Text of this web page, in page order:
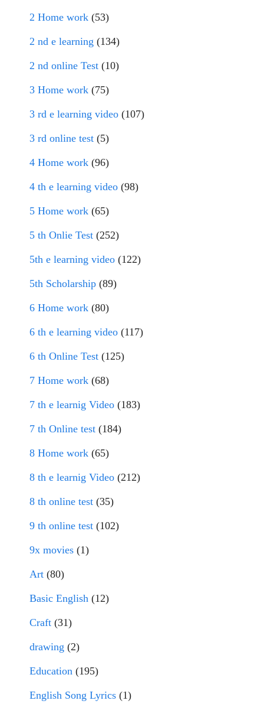
2 Home work (53)
2 nd e learning (134)
2 nd online Test (10)
3 Home work (75)
3 rd e learning video (107)
3 rd online test (5)
4 Home work (96)
4 th e learning video (98)
5 Home work (65)
5 th Onlie Test (252)
5th e learning video (122)
5th Scholarship (89)
6 Home work (80)
6 th e learning video (117)
6 th Online Test (125)
7 Home work (68)
7 th e learnig Video (183)
7 th Online test (184)
8 Home work (65)
8 th e learnig Video (212)
8 th online test (35)
9 th online test (102)
9x movies (1)
Art (80)
Basic English (12)
Craft (31)
drawing (2)
Education (195)
English Song Lyrics (1)